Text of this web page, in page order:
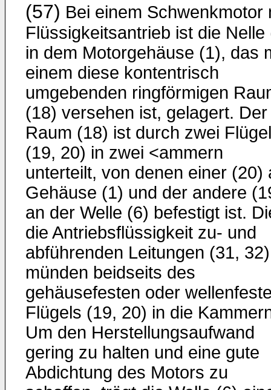
(57) Bei einem Schwenkmotor
Flüssigkeitsantrieb ist die Nelle
in dem Motorgehäuse (1), das
einem diese kontentrisch
umgebenden ringförmigen
(18) versehen ist, gelagert. Der
Raum (18) ist durch zwei Flügel
(19, 20) in zwei <ammern
unterteilt, von denen einer (20)
Gehäuse (1) und der andere
an der Welle (6) befestigt ist.
die Antriebsflüssigkeit zu- und
abführenden Leitungen (31, 32)
münden beidseits des
gehäusefesten oder
Flügels (19, 20) in die
Um den Herstellungsaufwand
gering zu halten und eine gute
Abdichtung des Motors zu